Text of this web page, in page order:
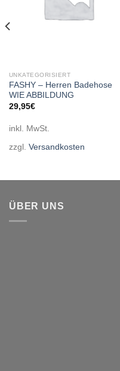
UNKATEGORISIERT
FASHY – Herren Badehose
WIE ABBILDUNG
29,95€
inkl. MwSt.
zzgl. Versandkosten
ÜBER UNS